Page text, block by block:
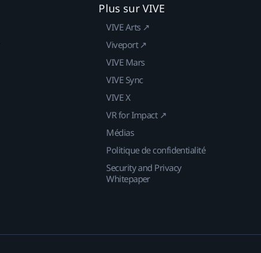
Plus sur VIVE
VIVE Arts ↗
Viveport ↗
VIVE Mars
VIVE Sync
VIVE X
VR for Impact ↗
Médias
Politique de confidentialité
Security and Privacy
Whitepaper